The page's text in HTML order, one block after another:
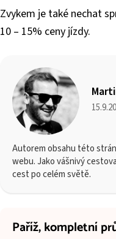
Zvykem je také nechat
10 – 15% ceny jízdy.
Autorem obsahu této
webu. Jako vášnivý
cest po celém světě.
Paříž,kompletní